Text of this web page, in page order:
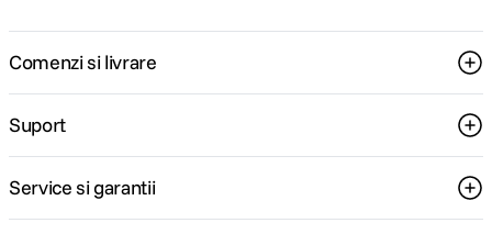
Comenzi si livrare
Suport
Service si garantii